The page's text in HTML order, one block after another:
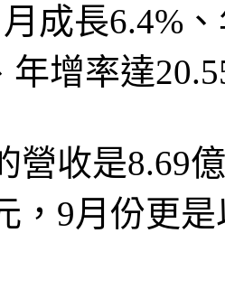
成長6.4%
年增率達
營收是8.69
，9月份更